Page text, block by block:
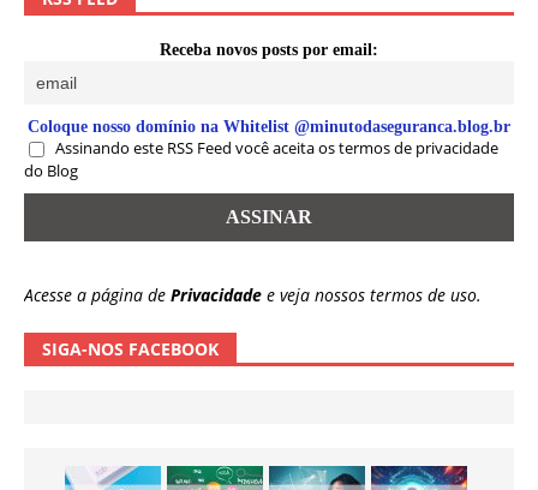
Receba novos posts por email:
Coloque nosso domínio na Whitelist @minutodaseguranca.blog.br
Assinando este RSS Feed você aceita os termos de privacidade
do Blog
Acesse a página de Privacidade e veja nossos termos de uso.
SIGA-NOS FACEBOOK